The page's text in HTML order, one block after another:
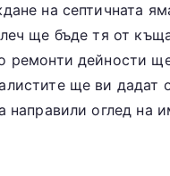
на септичната
ще бъде тя от
ремонти дейности
ще ви дадат
направили оглед на